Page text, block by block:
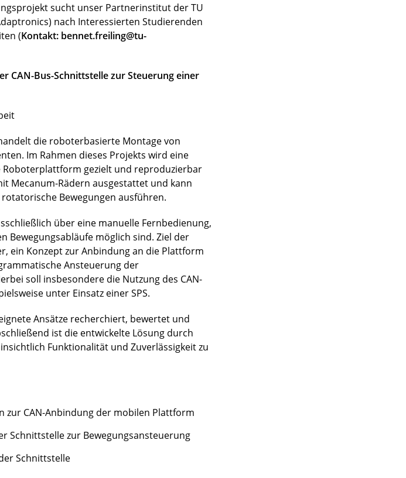
sucht unser Partnerinstitut der TU
nach Interessierten Studierenden
(Kontakt: bennet.freiling@tu-
CAN-Bus-Schnittstelle zur Steuerung einer
die roboterbasierte Montage von
Im Rahmen dieses Projekts wird eine
gezielt und reproduzierbar
Mecanum-Rädern ausgestattet und kann
Bewegungen ausführen.
über eine manuelle Fernbedienung,
Bewegungsabläufe möglich sind. Ziel der
ein Konzept zur Anbindung an die Plattform
Ansteuerung der
soll insbesondere die Nutzung des CAN-
unter Einsatz einer SPS.
Ansätze recherchiert, bewertet und
ist die entwickelte Lösung durch
Funktionalität und Zuverlässigkeit zu
zur CAN-Anbindung der mobilen Plattform
Schnittstelle zur Bewegungsansteuerung
Schnittstelle